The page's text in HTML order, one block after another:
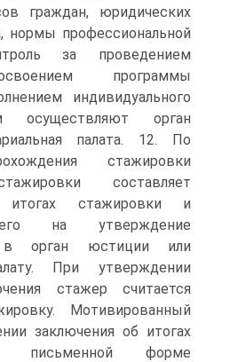
граждан, юридических
нормы профессиональной
за проведением
программы
индивидуального
осуществляют орган
палата. 12. По
стажировки
составляет
стажировки и
его на утверждение
в орган юстиции или
При утверждении
стажер считается
Мотивированный
заключения об итогах
письменной форме